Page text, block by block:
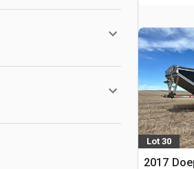
Lot 30
2017